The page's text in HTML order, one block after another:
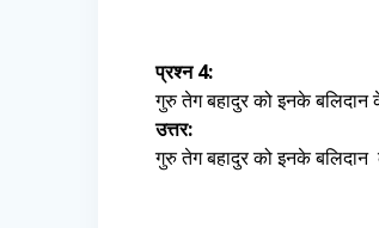
प्रश्न 4:
गुरु तेग बहादुर को इनके बलिदान
उत्तर:
गुरु तेग बहादुर को इनके बलिदान के